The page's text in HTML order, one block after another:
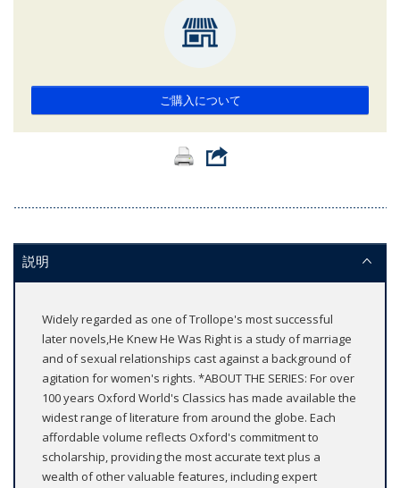
ご購入について
説明
Widely regarded as one of Trollope's most successful
later novels,He Knew He Was Right is a study of marriage
and of sexual relationships cast against a background of
agitation for women's rights. *ABOUT THE SERIES: For over
100 years Oxford World's Classics has made available the
widest range of literature from around the globe. Each
affordable volume reflects Oxford's commitment to
scholarship, providing the most accurate text plus a
wealth of other valuable features, including expert